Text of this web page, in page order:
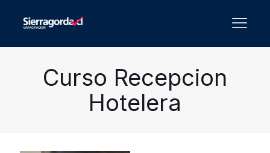
Curso Recepcion
Hotelera